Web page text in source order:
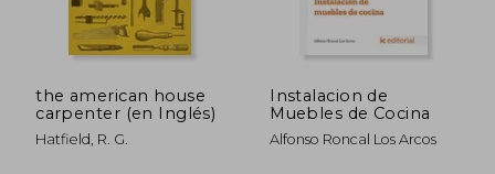
40%
dcto. $ 26.75
45%
the american house
carpenter (en Inglés)
Hatfield, R. G.
Instalacion de
Muebles de Cocina
Alfonso Roncal Los Arcos